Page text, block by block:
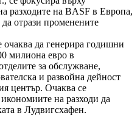
разходите на BASF в Европа,
отрази променените
да генерира годишни
милиона евро в
за обслужване,
и развойна дейност
център. Очаква се
на разходи да
в Лудвигсхафен.